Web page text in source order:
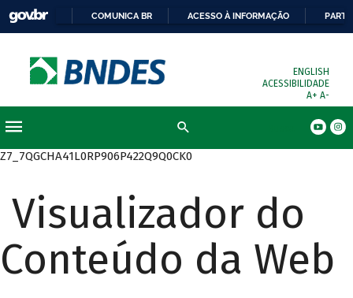
COMUNICA BR ACESSO À INFORMAÇÃO
ENGLISH
ACESSIBILIDADE
A+ A-
Z7_7QGCHA41L0RP906P422Q9Q0CK0
Visualizador do
Conteúdo da Web